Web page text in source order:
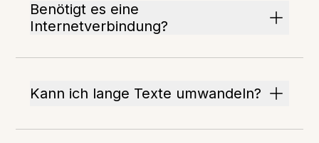
Benötigt es eine
Internetverbindung?
Kann ich lange Texte umwandeln?